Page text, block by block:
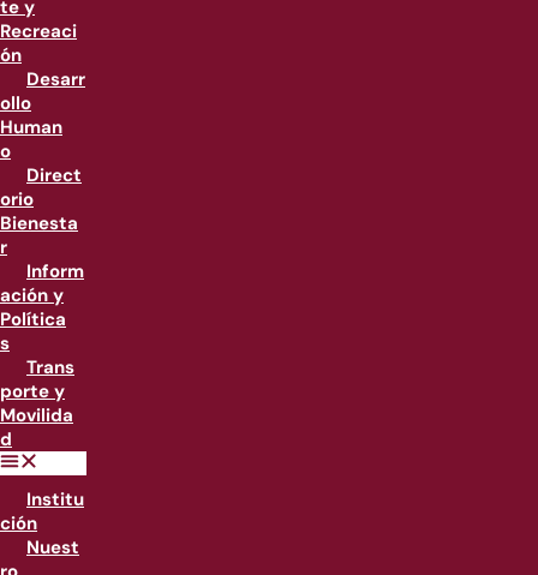
te y
Recreaci
ón
Desarr
ollo
Human
o
Direct
orio
Bienesta
r
Inform
ación y
Política
s
Trans
porte y
Movilida
d
Institu
ción
Nuest